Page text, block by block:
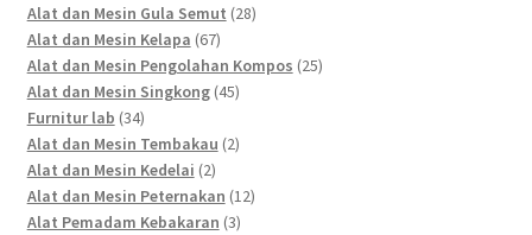
products
Alat dan Mesin Gula Semut 2828
Alat dan Mesin Kelapa 6767
products
Alat dan Mesin Pengolahan Kompos 2525
Alat dan Mesin Singkong 4545
Furnitur lab 3434
products
Alat dan Mesin Tembakau 22
Alat dan Mesin Kedelai 22
products
Alat dan Mesin Peternakan 1212
Alat Pemadam Kebakaran 33